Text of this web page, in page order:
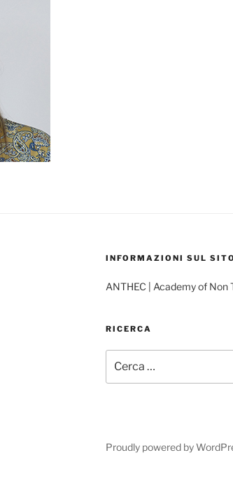
INFORMAZIONI SUL SITO
ANTHEC | Academy of
RICERCA
Proudly powered by